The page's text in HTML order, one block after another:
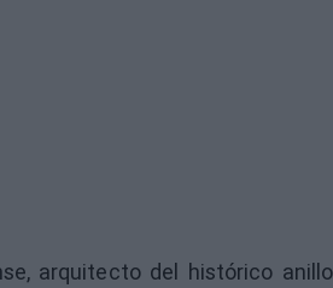
arquitecto del histórico anillo